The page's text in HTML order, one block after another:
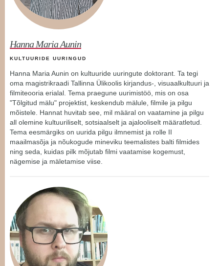
Hanna Maria Aunin
KULTUURIDE UURINGUD
Hanna Maria Aunin on kultuuride uuringute doktorant. Ta tegi
oma magistrikraadi Tallinna Ülikoolis kirjandus-, visuaalkultuuri ja
filmiteooria erialal. Tema praegune uurimistöö, mis on osa
"Tõlgitud mälu" projektist, keskendub mälule, filmile ja pilgu
mõistele. Hannat huvitab see, mil määral on vaatamine ja pilgu
all olemine kultuuriliselt, sotsiaalselt ja ajalooliselt määratletud.
Tema eesmärgiks on uurida pilgu ilmnemist ja rolle II
maailmasõja ja nõukogude mineviku teemalistes balti filmides
ning seda, kuidas pilk mõjutab filmi vaatamise kogemust,
nägemise ja mäletamise viise.